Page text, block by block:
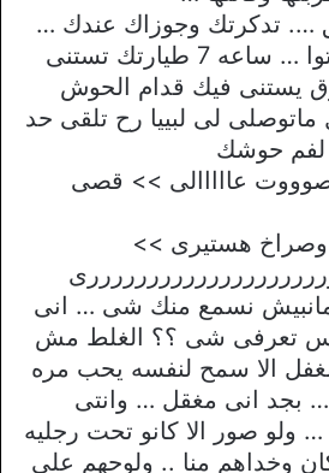
…. تدكرتك وجوزاك عندك …
تلمى قشيشك من توا … ساعه 7 طيارتك تستنى
ساعه 6 سوق يستنى فيك قدام الحوش
لى لبييا رح تلقى حد
لفم حوشك
عااااالى >> قصى
هستيرى >>
نسمع منك شى … انى
تعرفى شى ؟؟ الغلط مش
الا سمح لنفسه يحب مره
… بجد انى مغقل … وانتى
… ولو صور الا كانو تحت رجليه
وخداهم منا .. ولوحهم على